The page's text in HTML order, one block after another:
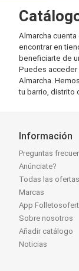
Almarcha
encontrar en
beneficiarte de
Puedes acceder
Almarcha.
tu barrio, distrito
Información
Preguntas
Anúnciate?
Todas las ofertas
Marcas
App
Sobre nosotros
Añadir catálogo
Noticias